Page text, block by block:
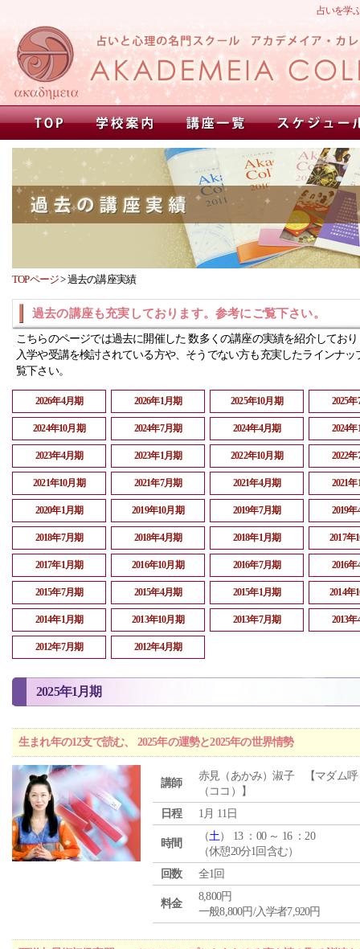
占いを学
TOPページ>過去の講座実績
過去の講座も充実しております。参考にご覧下さい。
こちらのページでは過去に開催した 数多くの講座の実績を紹介してお
入学や受講を検討されている方や、そうでない方も充実したラインナッ
覧下さい。
2026年4月期 2026年1月期 2025年10月期 2025
2024年10月期 2024年7月期 2024年4月期 2024
2023年4月期 2023年1月期 2022年10月期 2022
2021年10月期 2021年7月期 2021年4月期 2021
2020年1月期 2019年10月期 2019年7月期 2019
2018年7月期 2018年4月期 2018年1月期 2017年
2017年1月期 2016年10月期 2016年7月期 2016
2015年7月期 2015年4月期 2015年1月期 2014年
2014年1月期 2013年10月期 2013年7月期 2013
2012年7月期 2012年4月期
2025年1月期
生まれ年の12支で読む、 2025年の運勢と2025年の世界情勢
講師
赤見（あかみ）淑子 【マダム呼
（ココ）】
日程
1月 11日
時間
（土） 13 ：00 ～ 16 ：20
（休憩20分1回含む）
回数
全1回
料金
8,800円
一般8,800円/入学者7,920円